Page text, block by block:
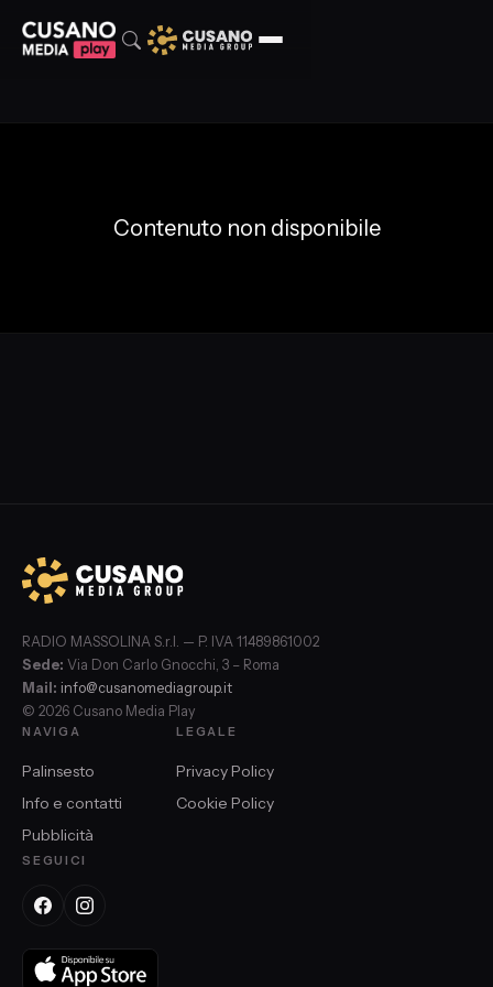
Contenuto non disponibile
RADIO MASSOLINA S.r.l. — P. IVA 11489861002
Sede: Via Don Carlo Gnocchi, 3 – Roma
Mail: info@cusanomediagroup.it
© 2026 Cusano Media Play
NAVIGA
Palinsesto
Info e contatti
Pubblicità
LEGALE
Privacy Policy
Cookie Policy
SEGUICI